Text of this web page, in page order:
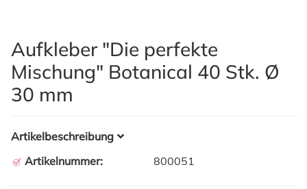
Aufkleber "Die perfekte
Mischung" Botanical 40 Stk. Ø
30 mm
Artikelbeschreibung
Artikelnummer:
800051